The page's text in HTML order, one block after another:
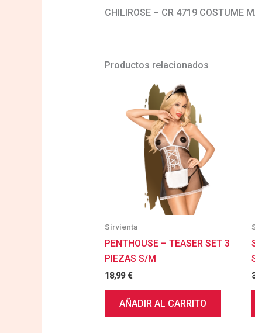
CHILIROSE – CR 4719 COSTUME
Productos relacionados
Sirvienta
PENTHOUSE – TEASER SET 3
PIEZAS S/M
18,99€
AÑADIR AL CARRITO